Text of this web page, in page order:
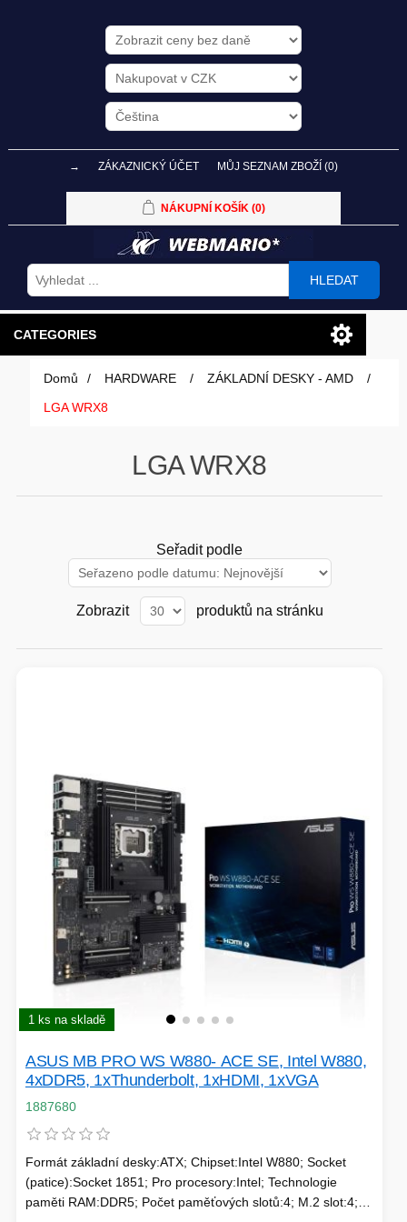
→ ZÁKAZNICKÝ ÚČET MŮJ SEZNAM ZBOŽÍ (0)
NÁKUPNÍ KOŠÍK (0)
HLEDAT
CATEGORIES
PC SESTAVY
AI ROBOTIZACE
PRACOVNÍ STANICE
HERNÍ PODLOŽKY
ZÁKLADNÍ DESKY - INTEL
AI ENTERPRISE
ZABEZPEČENÍ
KLÁVESNICE A MYŠI
ZÁRUKY - SLUŽBY
SOHO INTERNÍ DISKY
CHYTRÉ OSVĚTLENÍ
INTERAKTIVNÍ HRAČKY
SÍŤOVÉ PRVKY Pro
DOMÁCNOST
NOVINKY
Domů / HARDWARE / ZÁKLADNÍ DESKY - AMD
/
LGA WRX8
LGA WRX8
Seřadit podle
Zobrazit produktů na stránku
1 ks na skladě
ASUS MB PRO WS W880- ACE SE, Intel W880,
4xDDR5, 1xThunderbolt, 1xHDMI, 1xVGA
1887680
Formát základní desky:ATX; Chipset:Intel W880; Socket
(patice):Socket 1851; Pro procesory:Intel; Technologie
paměti RAM:DDR5; Počet paměťových slotů:4; M.2 slot:4;